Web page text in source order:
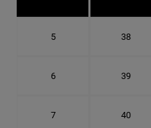
5 38
6 39
7 40